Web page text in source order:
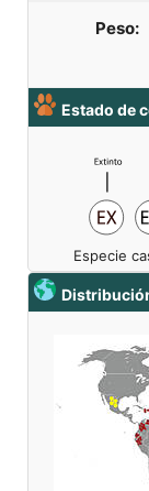
Peso:
Estado de
Especie